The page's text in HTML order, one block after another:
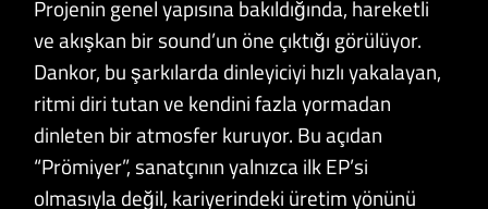
Projenin genel yapısına bakıldığında, hareketli
ve akışkan bir sound’un öne çıktığı görülüyor.
Dankor, bu şarkılarda dinleyiciyi hızlı yakalayan,
ritmi diri tutan ve kendini fazla yormadan
dinleten bir atmosfer kuruyor. Bu açıdan
“Prömiyer”, sanatçının yalnızca ilk EP’si
olmasıyla değil, kariyerindeki üretim yönünü